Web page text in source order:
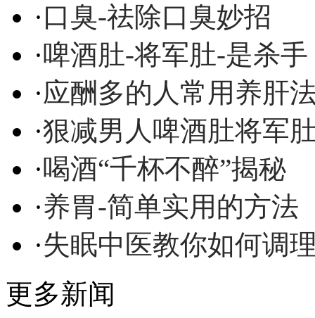
·口臭-祛除口臭妙招
·啤酒肚-将军肚-是杀手
·应酬多的人常用养肝
·狠减男人啤酒肚将军
·喝酒“千杯不醉”揭秘
·养胃-简单实用的方法
·失眠中医教你如何调
更多新闻